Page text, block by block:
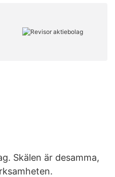
Skälen är desamma,